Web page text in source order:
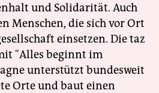
und Solidarität. Auch
Menschen, die sich vor Ort
einsetzen. Die taz
"Alles beginnt im
unterstützt bundesweit
Orte und baut einen